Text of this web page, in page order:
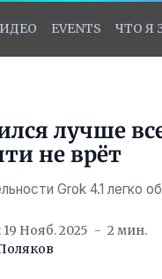
EVENTS ЧТО Я
лучше
не врёт
Grok 4.1
Нояб. 2025
2 мин.